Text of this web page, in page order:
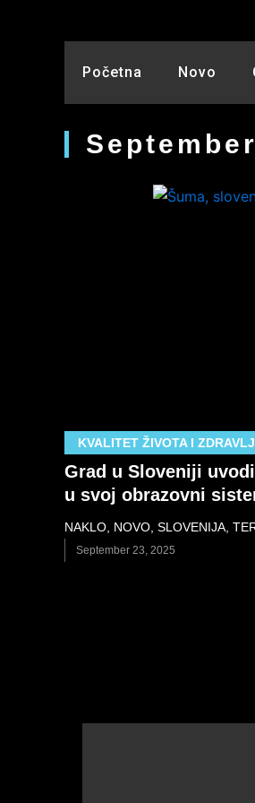
Početna Novo
KVALITET ŽIVOTA I
Grad u Sloveniji
u svoj obrazovni
NAKLO NOVO SLOVENIJA
September 23, 2025